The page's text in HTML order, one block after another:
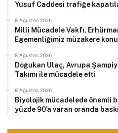
Yusuf Caddesi trafiğe
8 Ağustos 2026
Milli Mücadele Vakfı,
Egemenliğimiz müzakere
8 Ağustos 2026
Doğukan Ulaç, Avrupa
Takımı ile mücadele etti
8 Ağustos 2026
Biyolojik mücadelede önemli
yüzde 90’a varan oranda